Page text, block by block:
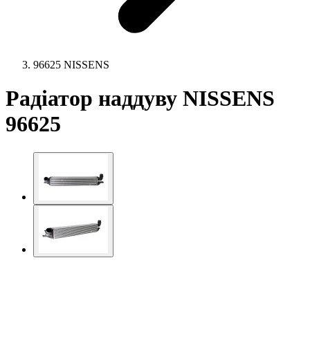
96625 NISSENS
Радіатор наддуву NISSENS
96625